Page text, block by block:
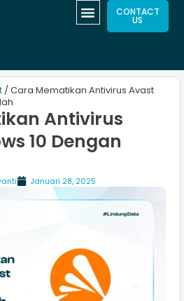
CONTACT
US
/ Cara Mematikan Antivirus Avast
Antivirus
10 Dengan
Januari 28, 2025